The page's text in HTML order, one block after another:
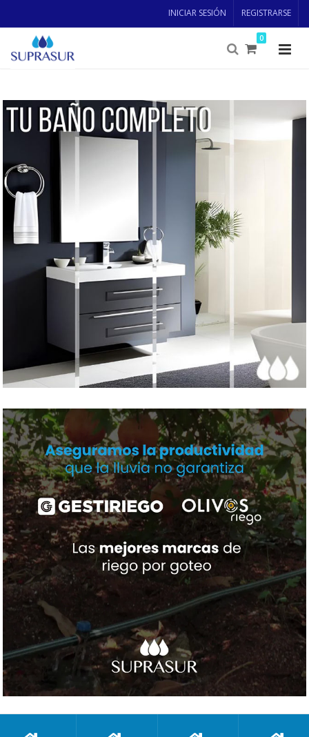
INICIAR SESIÓN REGISTRARSE
0